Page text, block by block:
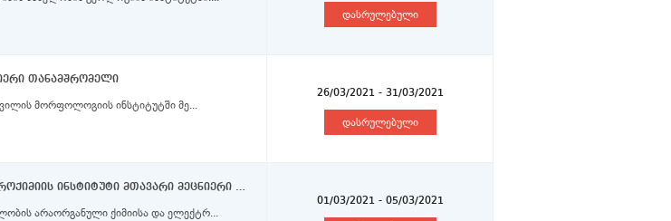
დასრულებული
თანამშრომელი
მორფოლოგიის ინსტიტუტში მე...
26/03/2021 - 31/03/2021
დასრულებული
რაფიელ აგლაძის სახელობის ორგანული ქიმიისა და ელექტროქიმიის ინსტიტუტი მთავარი მეცნიერი თანამშრომელი, უფროსი მეცნიერი თანამშრომელი, მეცნიერი თანამშრომელი
არაორგანული ქიმიისა და ელექტრ...
01/03/2021 - 05/03/2021